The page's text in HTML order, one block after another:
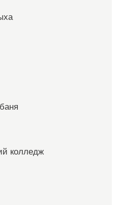
колледж